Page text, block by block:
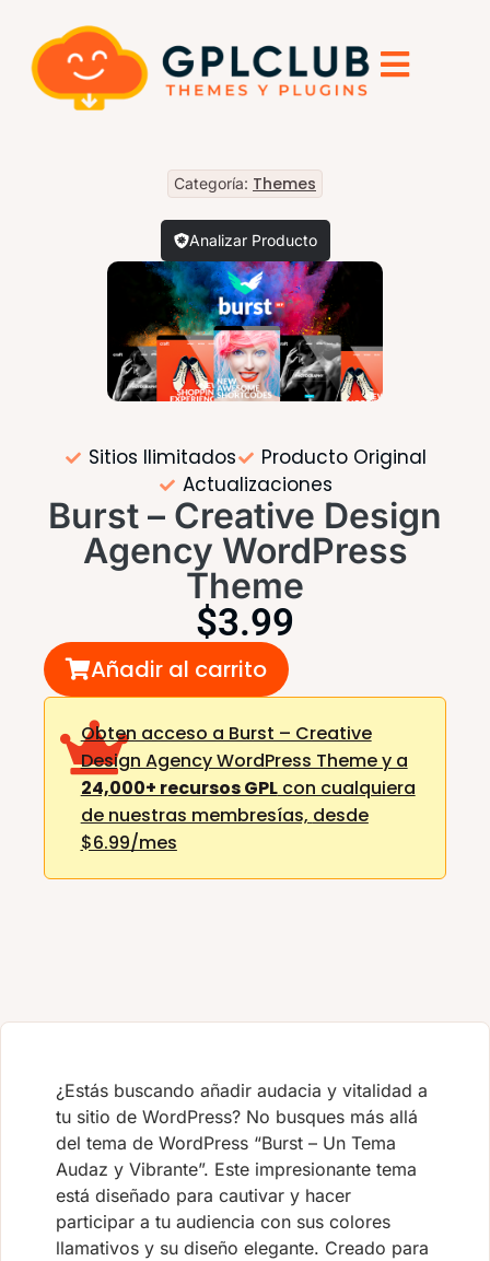
Categoría: Themes
Analizar Producto
Sitios Ilimitados
Producto Original
Actualizaciones
Burst – Creative Design
Agency WordPress
Theme
$3.99
Añadir al carrito
Obten acceso a Burst – Creative
Design Agency WordPress Theme y a
24,000+ recursos GPLcon cualquiera
de nuestras membresías, desde
$6.99/mes
¿Estás buscando añadir audacia y vitalidad a
tu sitio de WordPress? No busques más allá
del tema de WordPress “Burst – Un Tema
Audaz y Vibrante”. Este impresionante tema
está diseñado para cautivar y hacer
participar a tu audiencia con sus colores
llamativos y su diseño elegante. Creado para